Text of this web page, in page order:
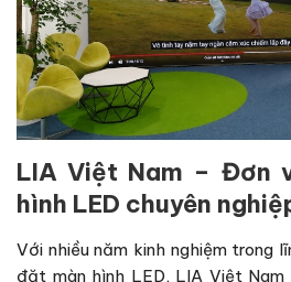
LIA Việt Nam – Đơn
hình LED chuyên
Với nhiều năm kinh nghiệm trong
đặt màn hình LED, LIA Việt